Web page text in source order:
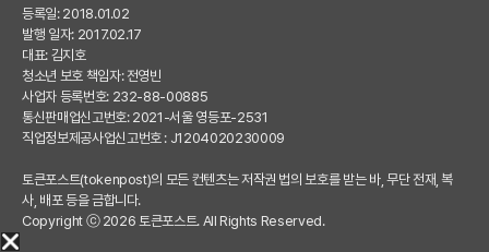
등록일: 2018.01.02
발행 일자: 2017.02.17
대표: 김지호
청소년 보호 책임자: 전영빈
사업자 등록번호: 232-88-00885
통신판매업신고번호: 2021-서울 영등포-2531
직업정보제공사업신고번호 : J1204020230009
토큰포스트(tokenpost)의 모든 컨텐츠는 저작권 법의 보호를 받는 바, 무단 전재, 복
사, 배포 등을 금합니다.
Copyright ⓒ 2026 토큰포스트. All Rights Reserved.